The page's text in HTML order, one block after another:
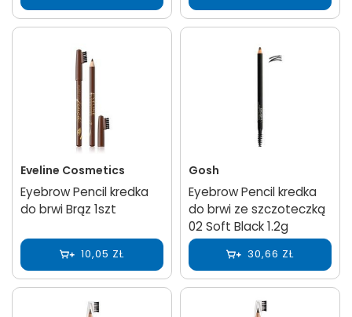
Eveline Cosmetics
Eyebrow Pencil kredka
do brwi Brąz 1szt
10,05 ZŁ
Gosh
Eyebrow Pencil kredka
do brwi ze szczoteczką
02 Soft Black 1.2g
30,66 ZŁ